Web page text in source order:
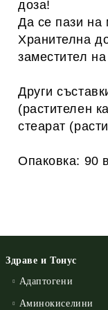
доза!
Да се пази на
Хранителна
заместител
Други
(растителен
стеарат
Опаковка: 90
Здраве и Тонус
Адаптогени
Аминокиселини